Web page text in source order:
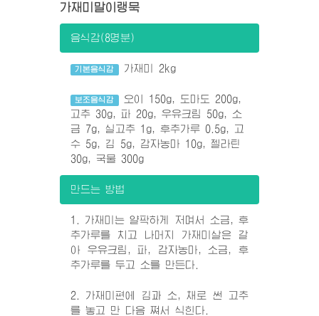
가재미말이랭묵
음식감(8명분)
기본음식감 가재미 2kg
보조음식감
오이 150g, 도마도 200g,
고추 30g, 파 20g, 우유크림 50g, 소
금 7g, 실고추 1g, 후추가루 0.5g, 고
수 5g, 김 5g, 감자농마 10g, 젤라틴
30g, 국물 300g
만드는 방법
1. 가재미는 얄팍하게 저며서 소금, 후
추가루를 치고 나머지 가재미살은 갈
아 우유크림, 파, 감자농마, 소금, 후
추가루를 두고 소를 만든다.
2. 가재미편에 김과 소, 채로 썬 고추
를 놓고 만 다음 쪄서 식힌다.